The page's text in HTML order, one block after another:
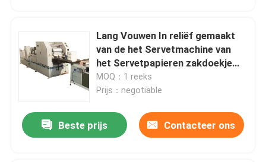
Lang Vouwen In reliëf gemaakt
van de het Servetmachine van
het Servetpapieren zakdoekje
Absorptietype
MOQ：1 reeks
Prijs：negotiable
Beste prijs Contacteer ons